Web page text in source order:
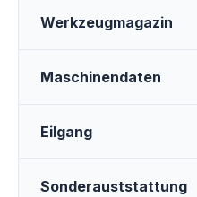
Werkzeugmagazin
Maschinendaten
Eilgang
Sonderauststattung